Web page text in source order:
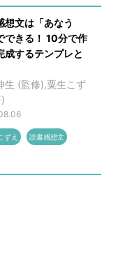
想文は「あなう
できる！ 10分で作
成するテンプレと
生 (監修),粟生こず
ずえ 読書感想文